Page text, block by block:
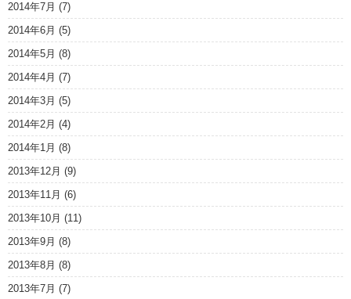
2014年7月 (7)
2014年6月 (5)
2014年5月 (8)
2014年4月 (7)
2014年3月 (5)
2014年2月 (4)
2014年1月 (8)
2013年12月 (9)
2013年11月 (6)
2013年10月 (11)
2013年9月 (8)
2013年8月 (8)
2013年7月 (7)